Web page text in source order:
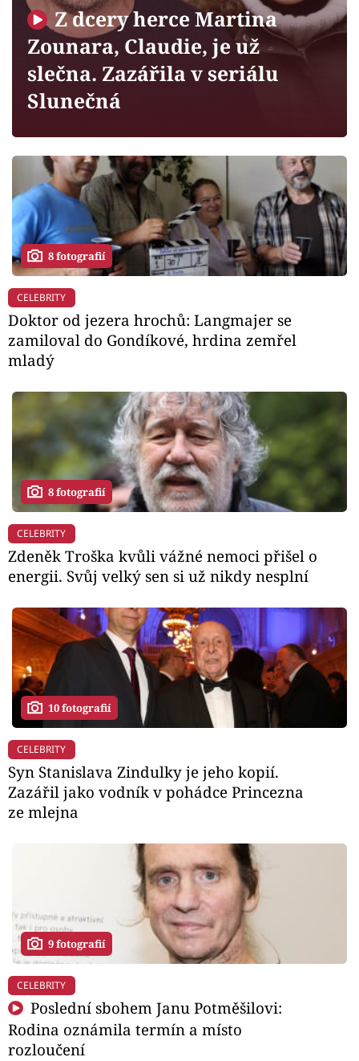
Sledujte prima+
Filmový festival Karlovy Vary
Mámy sobě
Přihlášení
Sledujte nás
Z dcery herce Martina
Zounara, Claudie, je už
slečna. Zazářila v seriálu
Slunečná
8 fotografií
CELEBRITY
Doktor od jezera hrochů: Langmajer se
zamiloval do Gondíkové, hrdina zemřel
mladý
8 fotografií
CELEBRITY
Zdeněk Troška kvůli vážné nemoci přišel o
energii. Svůj velký sen si už nikdy nesplní
10 fotografií
CELEBRITY
Syn Stanislava Zindulky je jeho kopií.
Zazářil jako vodník v pohádce Princezna
ze mlejna
9 fotografií
CELEBRITY
Poslední sbohem Janu Potměšilovi:
Rodina oznámila termín a místo
rozloučení